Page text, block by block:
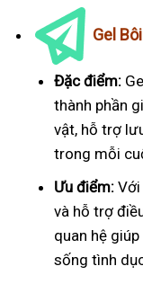
Gel
Đặc điểm:
thành phần
vật, hỗ trợ
trong mỗi
Ưu điểm: Với
và hỗ trợ
quan hệ
sống tình